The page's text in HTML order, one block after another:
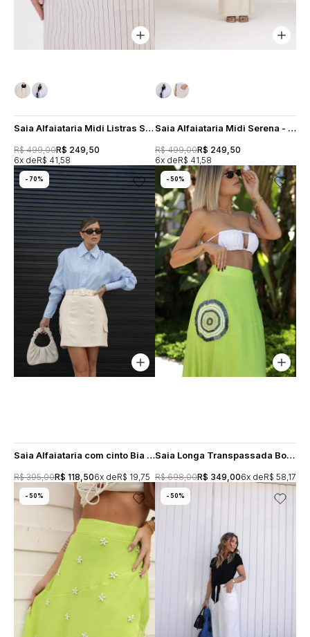
Saia Alfaiataria Midi Listras Serena - Cru
R$ 499,00R$ 249,50
6x
R$ 41,58
Saia Alfaiataria Midi Serena - Manteiga
R$ 499,00R$ 249,50
6x
R$ 41,58
70%
Saia Alfaiataria com cinto Bia - Manteiga
R$ 395,00R$ 118,506x R$ 19,75
50%
Saia Longa Transpassada Bordado Maresia Thainá - Verde Lima
R$ 698,00R$ 349,006x R$ 58,17
50% 50%